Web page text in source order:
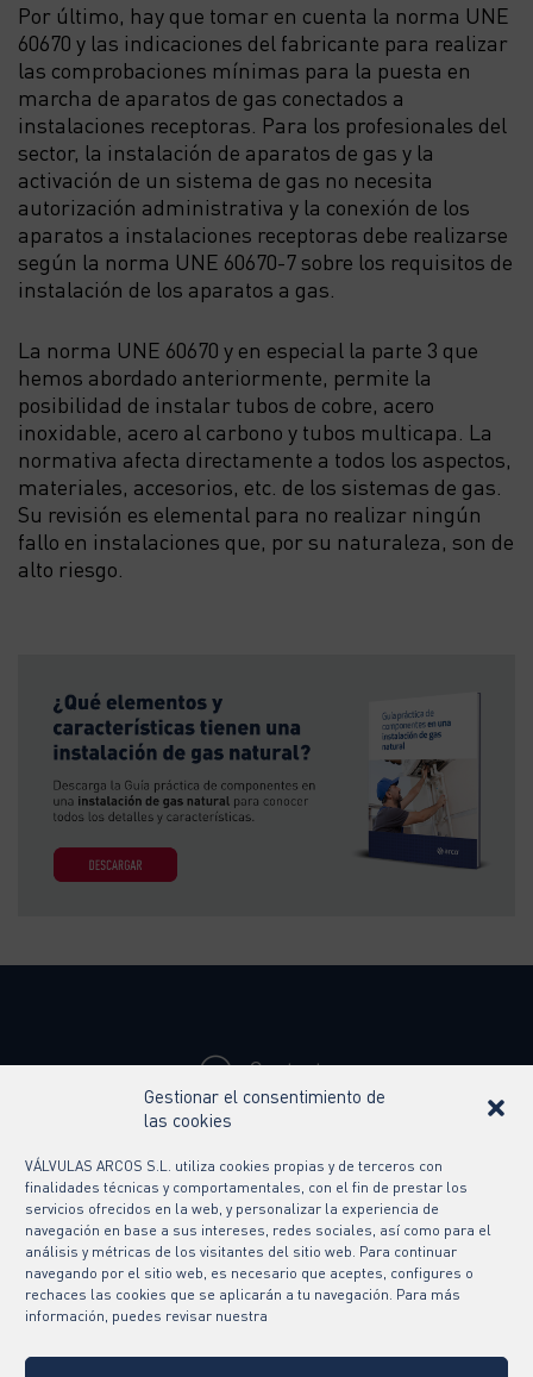
Gestionar el consentimiento de
las cookies
VÁLVULAS ARCOS S.L. utiliza cookies propias y de terceros con
finalidades técnicas y comportamentales, con el fin de prestar los
servicios ofrecidos en la web, y personalizar la experiencia de
navegación en base a sus intereses, redes sociales, así como para el
análisis y métricas de los visitantes del sitio web. Para continuar
navegando por el sitio web, es necesario que aceptes, configures o
rechaces las cookies que se aplicarán a tu navegación. Para más
información, puedes revisar nuestra
Por último, hay que tomar en cuenta la norma UNE
60670 y las indicaciones del fabricante para realizar
las comprobaciones mínimas para la puesta en
marcha de aparatos de gas conectados a
instalaciones receptoras. Para los profesionales del
sector, la instalación de aparatos de gas y la
activación de un sistema de gas no necesita
autorización administrativa y la conexión de los
aparatos a instalaciones receptoras debe realizarse
según la norma UNE 60670-7 sobre los requisitos de
instalación de los aparatos a gas.
La norma UNE 60670 y en especial la parte 3 que
hemos abordado anteriormente, permite la
posibilidad de instalar tubos de cobre, acero
inoxidable, acero al carbono y tubos multicapa. La
normativa afecta directamente a todos los aspectos,
materiales, accesorios, etc. de los sistemas de gas.
Su revisión es elemental para no realizar ningún
fallo en instalaciones que, por su naturaleza, son de
alto riesgo.
Contacto
Síguenos en